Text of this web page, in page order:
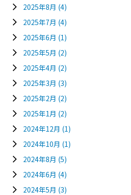
2025年8月 (4)
2025年7月 (4)
2025年6月 (1)
2025年5月 (2)
2025年4月 (2)
2025年3月 (3)
2025年2月 (2)
2025年1月 (2)
2024年12月 (1)
2024年10月 (1)
2024年8月 (5)
2024年6月 (4)
2024年5月 (3)